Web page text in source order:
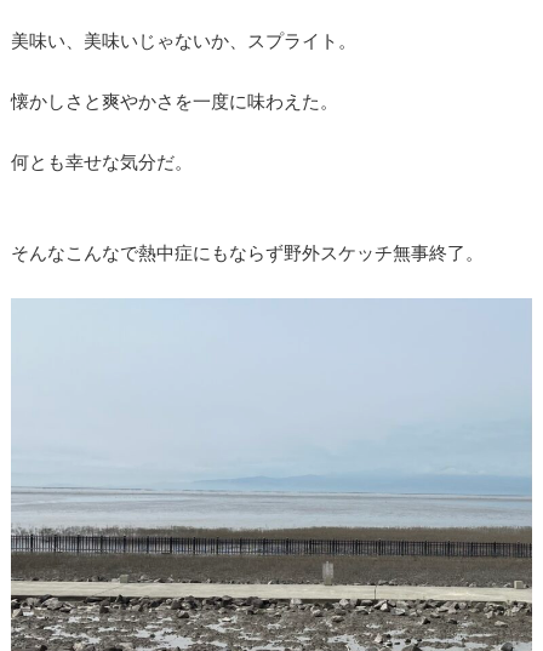
美味い、美味いじゃないか、スプライト。
懐かしさと爽やかさを一度に味わえた。
何とも幸せな気分だ。
そんなこんなで熱中症にもならず野外スケッチ無事終了。